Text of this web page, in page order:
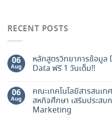
RECENT POSTS
06
Aug
หลักสูตรวิทยาการข้อมู
Data ฟรี 1 วันเต็ม!!
06
Aug
คณะเทคโนโลยีสารสนเ
สหกิจศึกษา เสริมประส
Marketing